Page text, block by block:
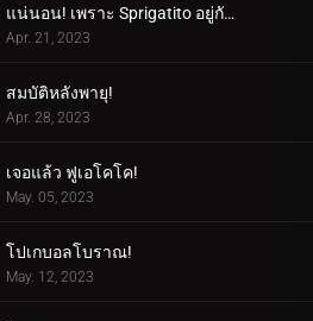
แน่นอน! เพราะ Sprigatito อยู่กับฉัน!
Apr. 21, 2023
สมบัติหลังพายุ!
Apr. 28, 2023
เจอแล้ว ฟูเอโคโค!
May. 05, 2023
โปเกบอลโบราณ!
May. 12, 2023